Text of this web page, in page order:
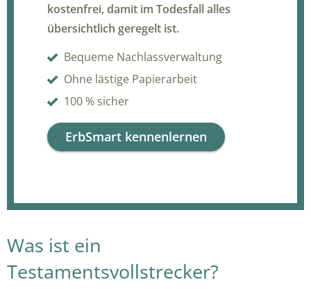
kostenfrei, damit im Todesfall alles
übersichtlich geregelt ist.
Bequeme Nachlassverwaltung
Ohne lästige Papierarbeit
100 % sicher
ErbSmart kennenlernen
Was ist ein
Testamentsvollstrecker?